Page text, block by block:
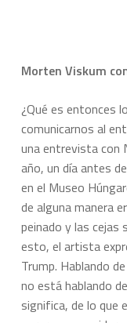
Morten Viskum
¿Qué es entonces
comunicarnos al
una entrevista con
año, un día antes
en el Museo
de alguna manera
peinado y las cejas
esto, el artista
Trump. Hablando
no está hablando
significa, de lo que